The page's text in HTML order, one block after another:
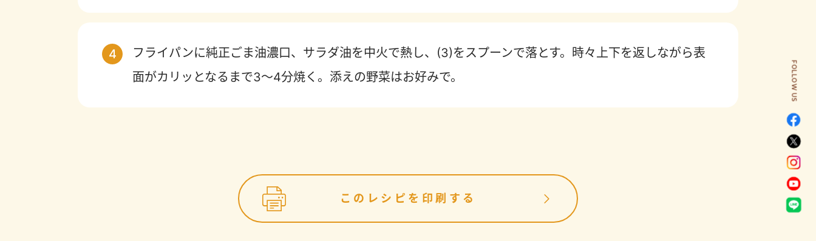
FOLLOW US
4
フライパンに純正ごま油濃口、サラダ油を中火で熱し、(3)をスプーンで落とす。時々上下を返しながら表
面がカリッとなるまで3～4分焼く。添えの野菜はお好みで。
このレシピを印刷する